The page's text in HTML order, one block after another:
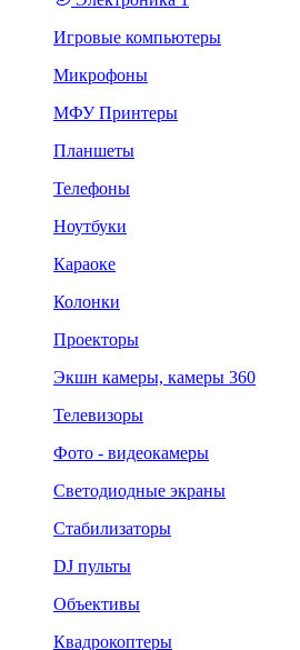
Игровые компьютеры
Микрофоны
МФУ Принтеры
Планшеты
Телефоны
Ноутбуки
Караоке
Колонки
Проекторы
Экшн камеры, камеры 360
Телевизоры
Фото - видеокамеры
Светодиодные экраны
Стабилизаторы
DJ пульты
Объективы
Квадрокоптеры